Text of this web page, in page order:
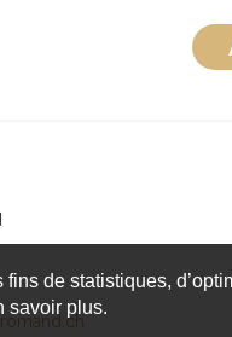
de statistiques,
savoir plus.